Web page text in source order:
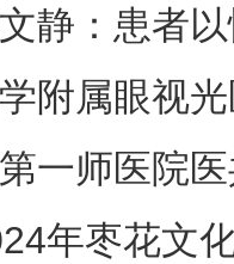
静：患者
附属眼视
一师医院
年枣花文